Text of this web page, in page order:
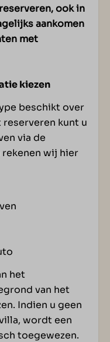
ook in
aankomen
met
kiezen
beschikt over
kunt u
via de
wij hier
het
van het
Indien u geen
wordt een
toegewezen.